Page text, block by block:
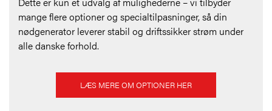
mange flere optioner og specialtilpasninger, så din
nødgenerator leverer stabil og driftssikker strøm under
alle danske forhold.
LÆS MERE OM OPTIONER HER